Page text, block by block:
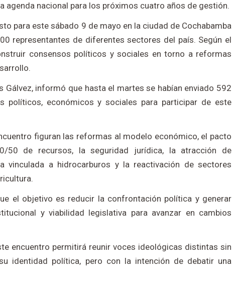
agenda nacional para los próximos cuatro años de gestión.
para este sábado 9 de mayo en la ciudad de Cochabamba
representantes de diferentes sectores del país. Según el
consensos políticos y sociales en torno a reformas
Gálvez, informó que hasta el martes se habían enviado 592
políticos, económicos y sociales para participar de este
figuran las reformas al modelo económico, el pacto
50 de recursos, la seguridad jurídica, la atracción de
vinculada a hidrocarburos y la reactivación de sectores
el objetivo es reducir la confrontación política y generar
y viabilidad legislativa para avanzar en cambios
encuentro permitirá reunir voces ideológicas distintas sin
identidad política, pero con la intención de debatir una